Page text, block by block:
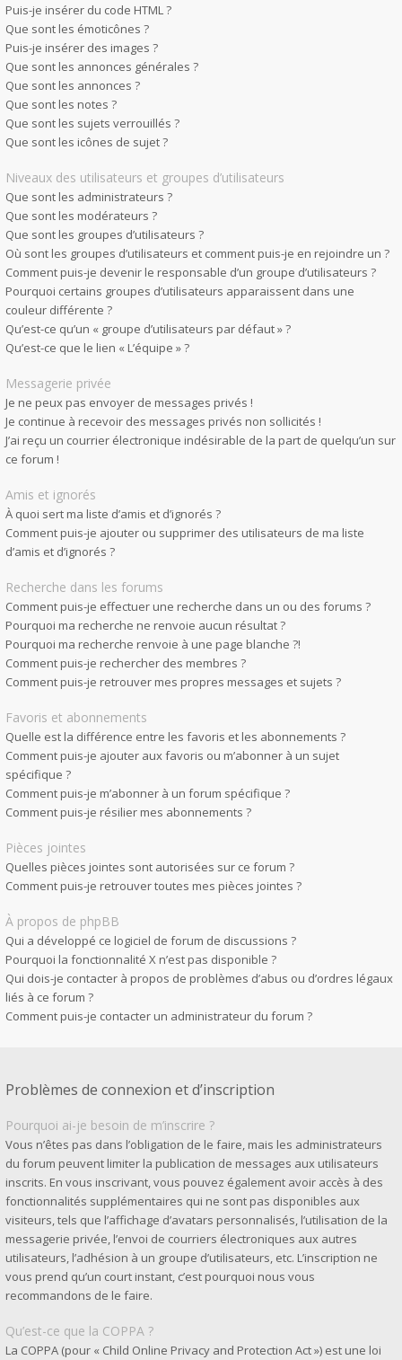
Puis-je insérer du code HTML ?
Que sont les émoticônes ?
Puis-je insérer des images ?
Que sont les annonces générales ?
Que sont les annonces ?
Que sont les notes ?
Que sont les sujets verrouillés ?
Que sont les icônes de sujet ?
Niveaux des utilisateurs et groupes d’utilisateurs
Que sont les administrateurs ?
Que sont les modérateurs ?
Que sont les groupes d’utilisateurs ?
Où sont les groupes d’utilisateurs et comment puis-je en rejoindre un ?
Comment puis-je devenir le responsable d’un groupe d’utilisateurs ?
Pourquoi certains groupes d’utilisateurs apparaissent dans une
couleur différente ?
Qu’est-ce qu’un « groupe d’utilisateurs par défaut » ?
Qu’est-ce que le lien « L’équipe » ?
Messagerie privée
Je ne peux pas envoyer de messages privés !
Je continue à recevoir des messages privés non sollicités !
J’ai reçu un courrier électronique indésirable de la part de quelqu’un sur
ce forum !
Amis et ignorés
À quoi sert ma liste d’amis et d’ignorés ?
Comment puis-je ajouter ou supprimer des utilisateurs de ma liste
d’amis et d’ignorés ?
Recherche dans les forums
Comment puis-je effectuer une recherche dans un ou des forums ?
Pourquoi ma recherche ne renvoie aucun résultat ?
Pourquoi ma recherche renvoie à une page blanche ?!
Comment puis-je rechercher des membres ?
Comment puis-je retrouver mes propres messages et sujets ?
Favoris et abonnements
Quelle est la différence entre les favoris et les abonnements ?
Comment puis-je ajouter aux favoris ou m’abonner à un sujet
spécifique ?
Comment puis-je m’abonner à un forum spécifique ?
Comment puis-je résilier mes abonnements ?
Pièces jointes
Quelles pièces jointes sont autorisées sur ce forum ?
Comment puis-je retrouver toutes mes pièces jointes ?
À propos de phpBB
Qui a développé ce logiciel de forum de discussions ?
Pourquoi la fonctionnalité X n’est pas disponible ?
Qui dois-je contacter à propos de problèmes d’abus ou d’ordres légaux
liés à ce forum ?
Comment puis-je contacter un administrateur du forum ?
Problèmes de connexion et d’inscription
Pourquoi ai-je besoin de m’inscrire ?
Vous n’êtes pas dans l’obligation de le faire, mais les administrateurs
du forum peuvent limiter la publication de messages aux utilisateurs
inscrits. En vous inscrivant, vous pouvez également avoir accès à des
fonctionnalités supplémentaires qui ne sont pas disponibles aux
visiteurs, tels que l’affichage d’avatars personnalisés, l’utilisation de la
messagerie privée, l’envoi de courriers électroniques aux autres
utilisateurs, l’adhésion à un groupe d’utilisateurs, etc. L’inscription ne
vous prend qu’un court instant, c’est pourquoi nous vous
recommandons de le faire.
Qu’est-ce que la COPPA ?
La COPPA (pour « Child Online Privacy and Protection Act ») est une loi